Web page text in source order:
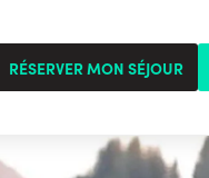
RÉSERVER MON SÉJOUR